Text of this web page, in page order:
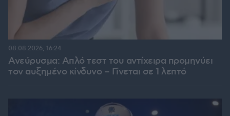
Ανεύρυσμα: Απλό τεστ του αντίχειρα προμηνύει
τον αυξημένο κίνδυνο – Γίνεται σε 1 λεπτό
08.08.2026, 16:24